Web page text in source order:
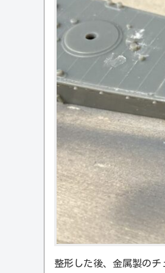
整形した後、金属製の